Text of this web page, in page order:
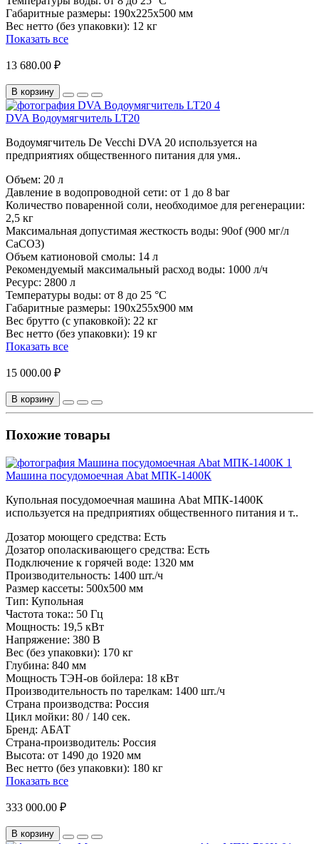
Габаритные размеры: 190x225x500 мм
Вес нетто (без упаковки): 12 кг
Показать все
13 680.00 ₽
В корзину
DVA Водоумягчитель LT20
Водоумягчитель De Vecchi DVA 20 используется на
предприятиях общественного питания для умя..
Объем: 20 л
Давление в водопроводной сети: от 1 до 8 bar
Количество поваренной соли, необходимое для регенерации:
2,5 кг
Максимальная допустимая жесткость воды: 90of (900 мг/л
CaCO3)
Объем катионовой смолы: 14 л
Рекомендуемый максимальный расход воды: 1000 л/ч
Ресурс: 2800 л
Температуры воды: от 8 до 25 °C
Габаритные размеры: 190x255x900 мм
Вес брутто (с упаковкой): 22 кг
Вес нетто (без упаковки): 19 кг
Показать все
15 000.00 ₽
В корзину
Похожие товары
Машина посудомоечная Abat МПК-1400К
Купольная посудомоечная машина Abat МПК-1400К
используется на предприятиях общественного питания и т..
Дозатор моющего средства: Есть
Дозатор ополаскивающего средства: Есть
Подключение к горячей воде: 1320 мм
Производительность: 1400 шт./ч
Размер кассеты: 500х500 мм
Тип: Купольная
Частота тока:: 50 Гц
Мощность: 19,5 кВт
Напряжение: 380 В
Вес (без упаковки): 170 кг
Глубина: 840 мм
Мощность ТЭН-ов бойлера: 18 кВт
Производительность по тарелкам: 1400 шт./ч
Страна производства: Россия
Цикл мойки: 80 / 140 сек.
Бренд: АБАТ
Страна-производитель: Россия
Высота: от 1490 до 1920 мм
Вес нетто (без упаковки): 180 кг
Показать все
333 000.00 ₽
В корзину